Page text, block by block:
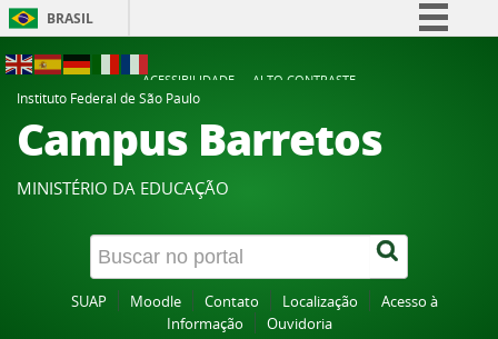
BRASIL
Participe
Acesso à informação
Canais
ACESSIBILIDADE
ALTO CONTRASTE
Instituto Federal de São Paulo
Campus Barretos
MINISTÉRIO DA EDUCAÇÃO
SUAP Moodle Contato Localização
Acesso à
Informação
Ouvidoria